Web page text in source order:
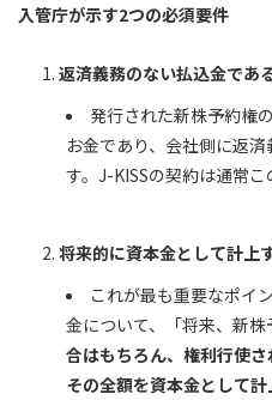
入管庁が示す2つの必須要件
返済義務のない払込金であ
発行された新株予約権
お金であり、会社側に返
す。J-KISSの契約は通常こ
将来的に資本金として計上
これが最も重要なポイ
金について、「将来、新株
合はもちろん、権利行使さ
その全額を資本金として計